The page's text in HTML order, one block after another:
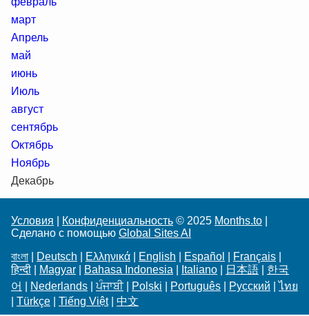
март
Апрель
май
июнь
Июль
август
сентябрь
Октябрь
Ноябрь
Декабрь
Условия Конфиденциальность © 2025 Months.to
Сделано с помощью Global Sites AI
বাংলা
Deutsch Ελληνικά English Español Français
हिन्दी
Magyar Bahasa Indonesia Italiano 日本語
한국
어
Nederlands |ਪੰਜਾਬੀ| Polski Português Русский |ไทย
Türkçe Tiếng Việt| 中文